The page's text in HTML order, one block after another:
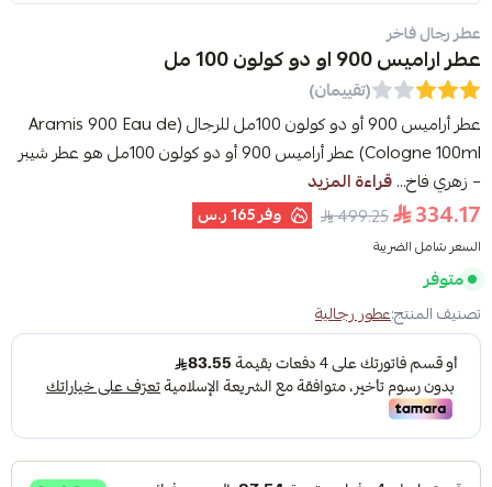
عطر رجال فاخر
عطر اراميس 900 او دو كولون 100 مل
(تقييمان)
عطر أراميس 900 أو دو كولون 100مل للرجال (Aramis 900 Eau de
Cologne 100ml) عطر أراميس 900 أو دو كولون 100مل هو عطر شيبر
– زهري فاخ...قراءة المزيد
334.17
499.25 وفر165 ر.س
السعر شامل الضريبة
متوفر
تصنيف المنتج:عطور رجالية